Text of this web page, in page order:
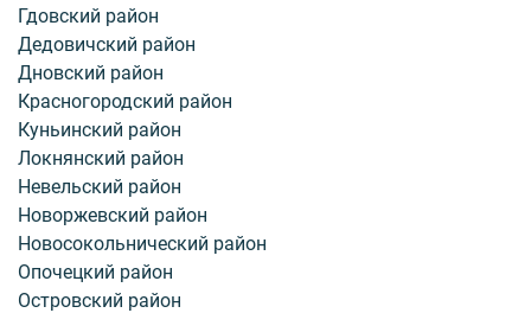
Гдовский район
Дедовичский район
Дновский район
Красногородский район
Куньинский район
Локнянский район
Невельский район
Новоржевский район
Новосокольнический район
Опочецкий район
Островский район